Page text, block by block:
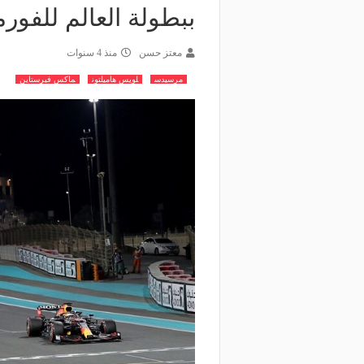
ببطولة العالم
معتز حسن منذ 4 سنوات
مرسيدس لويس هاميلتون ماكس فيرستاين